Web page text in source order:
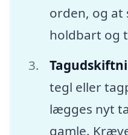
orden, og at
holdbart og
tegl eller
lægges nyt
gamle.